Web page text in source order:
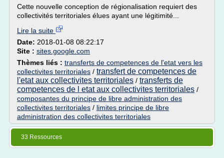
Cette nouvelle conception de régionalisation requiert des
collectivités territoriales élues ayant une légitimité...
Lire la suite
Date: 2018-01-08 08:22:17
Site : sites.google.com
Thèmes liés : transferts de competences de l'etat vers les
collectivites territoriales / transfert de competences de
l'etat aux collectivites territoriales / transferts de
competences de l etat aux collectivites territoriales /
composantes du principe de libre administration des
collectivites territoriales / limites principe de libre
administration des collectivites territoriales
33 Ressources